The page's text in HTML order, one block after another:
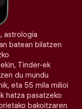
astrologia
batean bilatzen
Tinder-ek
du mundu
eta 55 mila milioi
hatza pasatzeko
bakoitzaren